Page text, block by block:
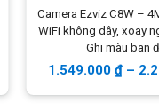
Camera Ezviz C8W –
WiFi không dây, xoay
Ghi màu ban
1.549.000₫ –